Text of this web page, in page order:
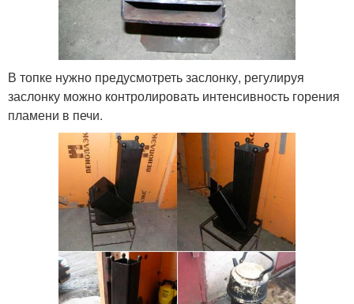
В топке нужно предусмотреть заслонку, регулируя
заслонку можно контролировать интенсивность горения
пламени в печи.